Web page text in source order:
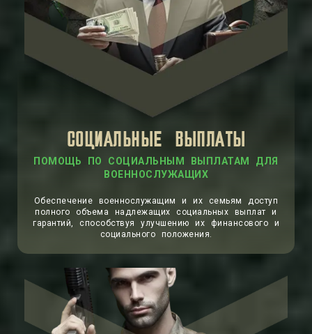
СОЦИАЛЬНЫЕ ВЫПЛАТЫ
ПОМОЩЬ ПО СОЦИАЛЬНЫМ ВЫПЛАТАМ ДЛЯ
ВОЕННОСЛУЖАЩИХ
Обеспечение военнослужащим и их семьям доступ
полного объема надлежащих социальных выплат и
гарантий, способствуя улучшению их финансового и
социального положения.